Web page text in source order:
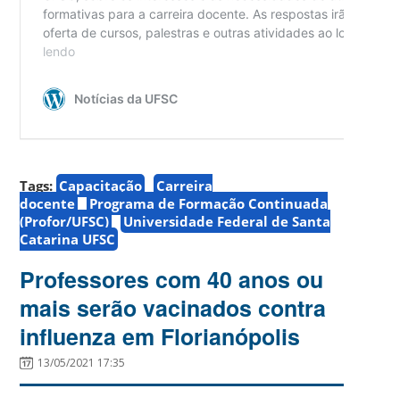
Tags: Capacitação
Carreira
docente
Programa de Formação Continuada
(Profor/UFSC)
Universidade Federal de Santa
Catarina UFSC
Professores com 40 anos ou
mais serão vacinados contra
influenza em Florianópolis
13/05/2021 17:35